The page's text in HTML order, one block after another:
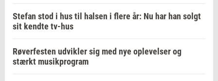
Stefan stod i hus til halsen i flere år: Nu har han solgt
sit kendte tv-hus
Røverfesten udvikler sig med nye oplevelser og
stærkt musikprogram